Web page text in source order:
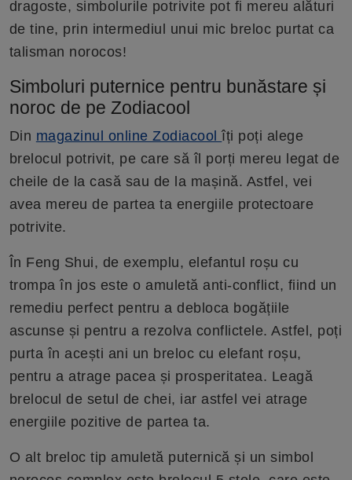
dragoste, simbolurile potrivite pot fi mereu alături
de tine, prin intermediul unui mic breloc purtat ca
talisman norocos!
Simboluri puternice pentru bunăstare și
noroc de pe Zodiacool
Din magazinul online Zodiacoolîți poți alege
brelocul potrivit, pe care să îl porți mereu legat de
cheile de la casă sau de la mașină. Astfel, vei
avea mereu de partea ta energiile protectoare
potrivite.
În Feng Shui, de exemplu, elefantul roșu cu
trompa în jos este o amuletă anti-conflict, fiind un
remediu perfect pentru a debloca bogățiile
ascunse și pentru a rezolva conflictele. Astfel, poți
purta în acești ani un breloc cu elefant roșu,
pentru a atrage pacea și prosperitatea. Leagă
brelocul de setul de chei, iar astfel vei atrage
energiile pozitive de partea ta.
O alt breloc tip amuletă puternică și un simbol